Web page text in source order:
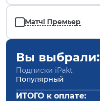
Матч! Премьер
Вы выбрали:
Подписки iPakt
Популярный
ИТОГО к оплате: